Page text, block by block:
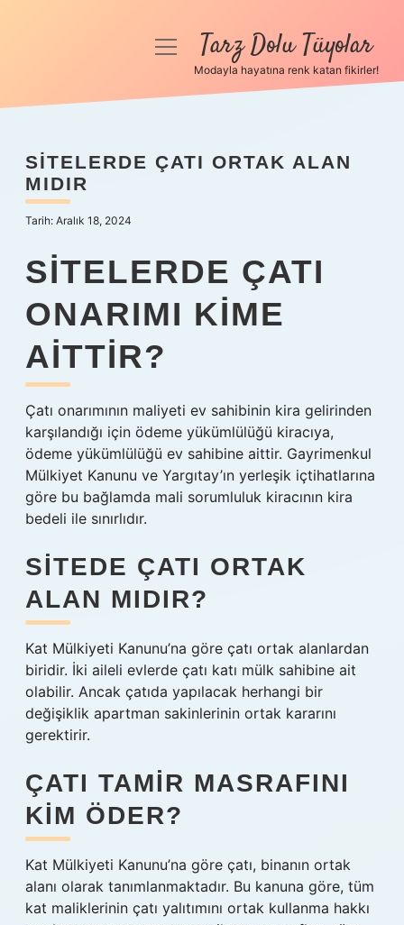
Anasayfa
Yasal Uyarı
Hakkımızda
menüyüTarz Dolu Tüyolar
Modayla hayatına renk katan fikirler!
SITELERDE ÇATI ORTAK ALAN
MIDIR
Tarih: Aralık 18, 2024
SITELERDE ÇATI
ONARIMI KIME
AITTIR?
Çatı onarımının maliyeti ev sahibinin kira gelirinden
karşılandığı için ödeme yükümlülüğü kiracıya,
ödeme yükümlülüğü ev sahibine aittir. Gayrimenkul
Mülkiyet Kanunu ve Yargıtay’ın yerleşik içtihatlarına
göre bu bağlamda mali sorumluluk kiracının kira
bedeli ile sınırlıdır.
SITEDE ÇATI ORTAK
ALAN MIDIR?
Kat Mülkiyeti Kanunu’na göre çatı ortak alanlardan
biridir. İki aileli evlerde çatı katı mülk sahibine ait
olabilir. Ancak çatıda yapılacak herhangi bir
değişiklik apartman sakinlerinin ortak kararını
gerektirir.
ÇATI TAMIR MASRAFINI
KIM ÖDER?
Kat Mülkiyeti Kanunu’na göre çatı, binanın ortak
alanı olarak tanımlanmaktadır. Bu kanuna göre, tüm
kat maliklerinin çatı yalıtımını ortak kullanma hakkı